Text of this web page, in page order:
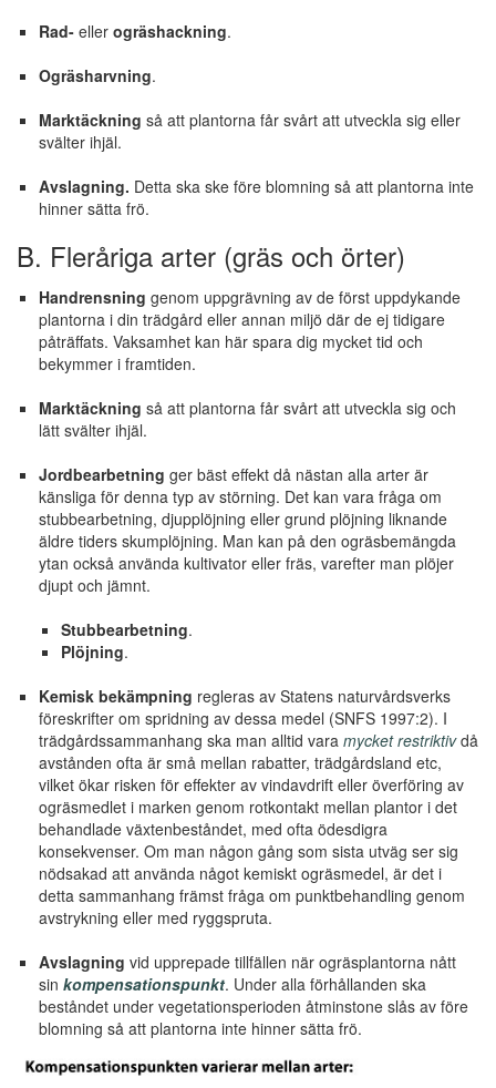
Rad- eller ogräshackning.
Ogräsharvning.
Marktäckning så att plantorna får svårt att utveckla sig eller
svälter ihjäl.
Avslagning. Detta ska ske före blomning så att plantorna inte
hinner sätta frö.
B. Fleråriga arter (gräs och örter)
Handrensning genom uppgrävning av de först uppdykande
plantorna i din trädgård eller annan miljö där de ej tidigare
påträffats. Vaksamhet kan här spara dig mycket tid och
bekymmer i framtiden.
Marktäckning så att plantorna får svårt att utveckla sig och
lätt svälter ihjäl.
Jordbearbetning ger bäst effekt då nästan alla arter är
känsliga för denna typ av störning. Det kan vara fråga om
stubbearbetning, djupplöjning eller grund plöjning liknande
äldre tiders skumplöjning. Man kan på den ogräsbemängda
ytan också använda kultivator eller fräs, varefter man plöjer
djupt och jämnt.
Stubbearbetning.
Plöjning.
Kemisk bekämpning regleras av Statens naturvårdsverks
föreskrifter om spridning av dessa medel (SNFS 1997:2). I
trädgårdssammanhang ska man alltid vara mycket restriktivdå
avstånden ofta är små mellan rabatter, trädgårdsland etc,
vilket ökar risken för effekter av vindavdrift eller överföring av
ogräsmedlet i marken genom rotkontakt mellan plantor i det
behandlade växtenbeståndet, med ofta ödesdigra
konsekvenser. Om man någon gång som sista utväg ser sig
nödsakad att använda något kemiskt ogräsmedel, är det i
detta sammanhang främst fråga om punktbehandling genom
avstrykning eller med ryggspruta.
Avslagning vid upprepade tillfällen när ogräsplantorna nått
sin kompensationspunkt. Under alla förhållanden ska
beståndet under vegetationsperioden åtminstone slås av före
blomning så att plantorna inte hinner sätta frö.